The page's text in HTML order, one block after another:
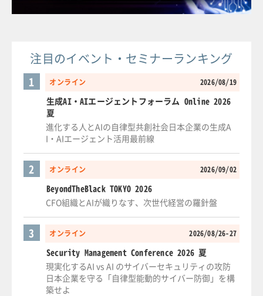
注目のイベント・セミナーランキング
オンライン 2026/08/19
1
生成AI・AIエージェントフォーラム Online 2026
夏
進化する人とAIの自律型共創社会日本企業の生成A
I・AIエージェント活用最前線
オンライン 2026/09/02
2
BeyondTheBlack TOKYO 2026
CFO組織とAIが織りなす、次世代経営の羅針盤
オンライン 2026/08/26-27
3
Security Management Conference 2026 夏
現実化するAI vs AI のサイバーセキュリティの攻防
日本企業を守る「自律型能動的サイバー防御」を構
築せよ